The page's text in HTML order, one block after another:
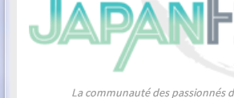
La communauté des passionnés